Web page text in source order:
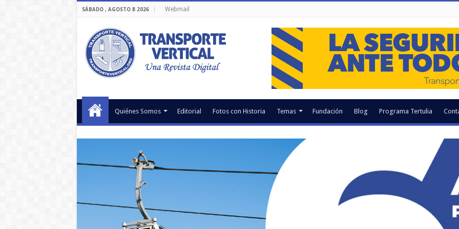
SÁBADO , AGOSTO 8 2026 Webmail
Quiénes Somos Editorial Fotos con Historia Temas Fundación Blog Programa Tertulia